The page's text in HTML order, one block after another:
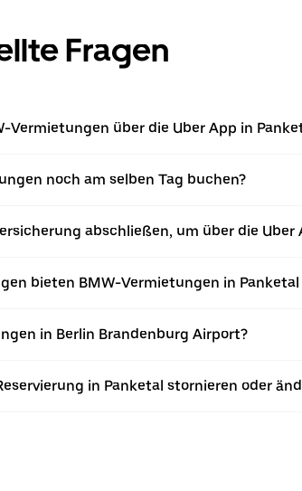
Fragen
Vermietungen über die Uber App in
noch am selben Tag buchen?
abschließen, um über die
bieten BMW-Vermietungen in Panketal
in Berlin Brandenburg Airport?
in Panketal stornieren oder